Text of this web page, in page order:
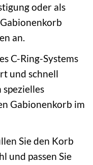
oder als
an.
C-Ring-Systems
und schnell
Gabionenkorb im
Sie den Korb
und passen Sie